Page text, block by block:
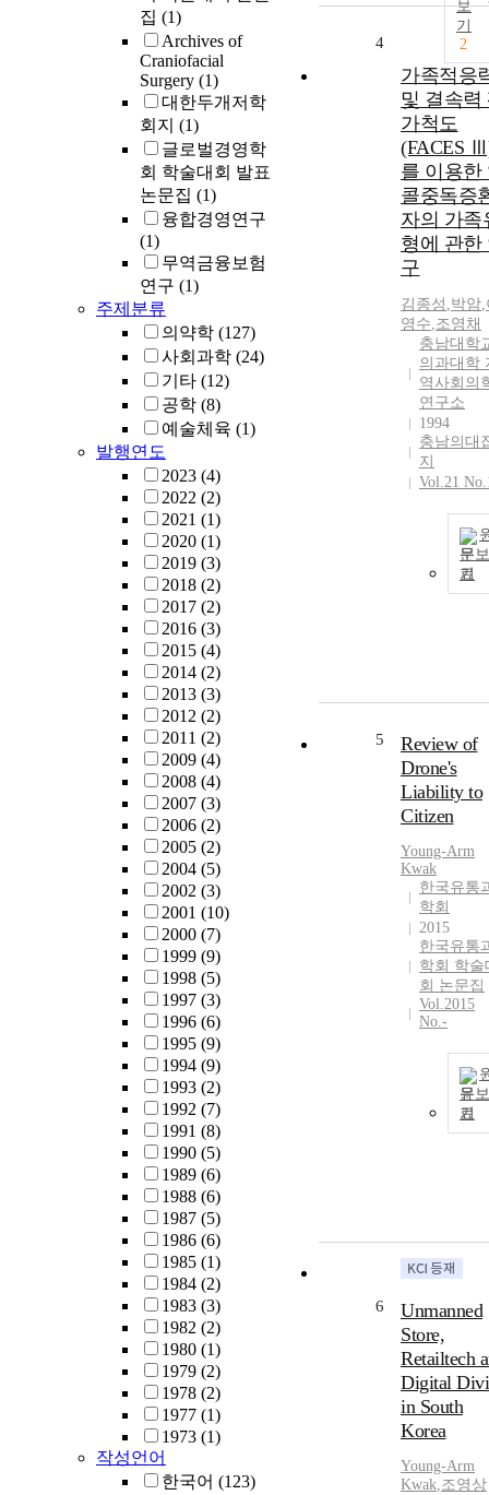
집 (1)
Archives of
Craniofacial
Surgery (1)
대한두개저학
회지 (1)
글로벌경영학
회 학술대회 발표
논문집 (1)
융합경영연구
(1)
무역금융보험
연구 (1)
주제분류
의약학 (127)
사회과학 (24)
기타 (12)
공학 (8)
예술체육 (1)
발행연도
2023 (4)
2022 (2)
2021 (1)
2020 (1)
2019 (3)
2018 (2)
2017 (2)
2016 (3)
2015 (4)
2014 (2)
2013 (3)
2012 (2)
2011 (2)
2009 (4)
2008 (4)
2007 (3)
2006 (2)
2005 (2)
2004 (5)
2002 (3)
2001 (10)
2000 (7)
1999 (9)
1998 (5)
1997 (3)
1996 (6)
1995 (9)
1994 (9)
1993 (2)
1992 (7)
1991 (8)
1990 (5)
1989 (6)
1988 (6)
1987 (5)
1986 (6)
1985 (1)
1984 (2)
1983 (3)
1982 (2)
1980 (1)
1979 (2)
1978 (2)
1977 (1)
1973 (1)
작성언어
한국어 (123)
보
기
2
4
가족적응
및 결속력
가척도
(FACES
를 이용한
콜중독증
자의 가족
형에 관한
구
김종성 ,박암,
영수,조영채
충남대학
의과대학
역사회의
연구소
1994
충남의대
지
Vol.21
문보
기
5
Review of
Drone's
Liability to
Citizen
Young-Arm
Kwak
한국유통
학회
2015
한국유통
학회 학술
회 논문집
Vol.2015
No.-
문보
기
6
Unmanned
Store,
Retailtech
Digital
in South
Korea
Young-Arm
Kwak,조영상